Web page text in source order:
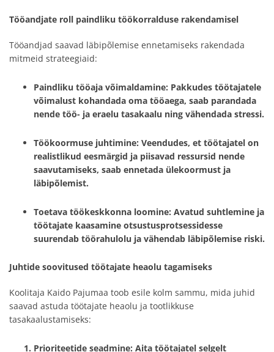
Tööandjate roll paindliku töökorralduse rakendamisel
Tööandjad saavad läbipõlemise ennetamiseks rakendada
mitmeid strateegiaid:
Paindliku tööaja võimaldamine: Pakkudes töötajatele
võimalust kohandada oma tööaega, saab parandada
nende töö- ja eraelu tasakaalu ning vähendada stressi.
Töökoormuse juhtimine: Veendudes, et töötajatel on
realistlikud eesmärgid ja piisavad ressursid nende
saavutamiseks, saab ennetada ülekoormust ja
läbipõlemist.
Toetava töökeskkonna loomine: Avatud suhtlemine ja
töötajate kaasamine otsustusprotsessidesse
suurendab töörahulolu ja vähendab läbipõlemise riski.
Juhtide soovitused töötajate heaolu tagamiseks
Koolitaja Kaido Pajumaa toob esile kolm sammu, mida juhid
saavad astuda töötajate heaolu ja tootlikkuse
tasakaalustamiseks:
Prioriteetide seadmine: Aita töötajatel selgelt